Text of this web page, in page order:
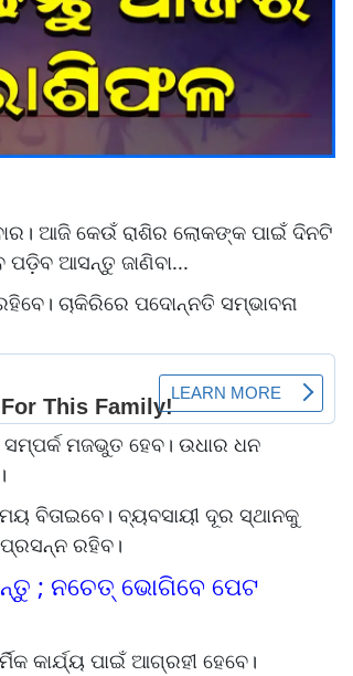
ଆଜି କେଉଁ ରାଶିର ଲୋକଙ୍କ ପାଇଁ ଦିନଟି
ଆସନ୍ତୁ ଜାଣିବା...
ଚାକିରିରେ ପଦୋନ୍ନତି ସମ୍ଭାବନା
ମଜଭୁତ ହେବ। ଉଧାର ଧନ
ବିତାଇବେ। ବ୍ୟବସାୟୀ ଦୂର ସ୍ଥାନକୁ
ରହିବ।
; ନଚେତ୍ ଭୋଗିବେ ପେଟ
କାର୍ଯ୍ୟ ପାଇଁ ଆଗ୍ରହୀ ହେବେ।